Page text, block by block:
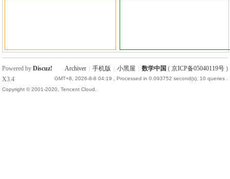
Archiver 手机版 小黑屋 数学中国 ( 京ICP备05040119号)
GMT+8, 2026-8-8 04:19 , Processed in 0.093752 second(s), 10 queries .
Powered byDiscuz!
X3.4
Copyright © 2001-2020, Tencent Cloud.